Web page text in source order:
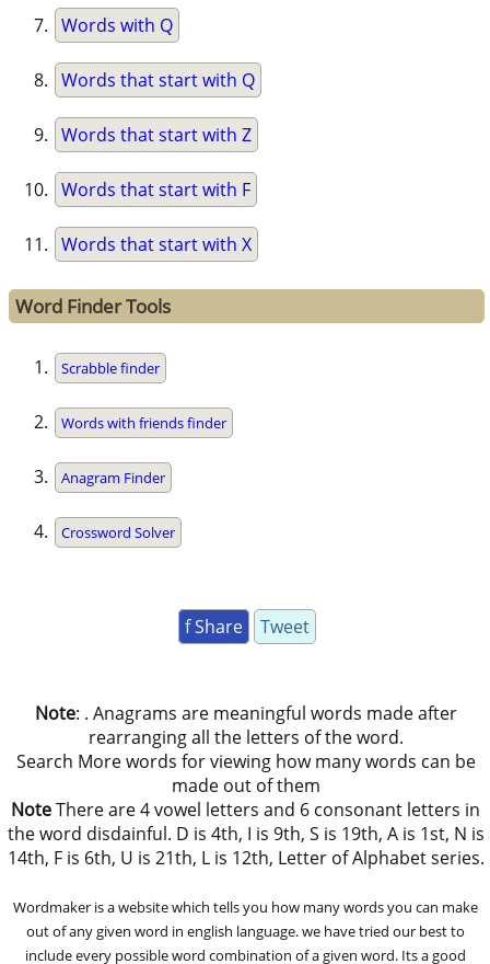
Words with Q
Words that start with Q
Words that start with Z
Words that start with F
Words that start with X
Word Finder Tools
Scrabble finder
Words with friends finder
Anagram Finder
Crossword Solver
f Share Tweet
Note: . Anagrams are meaningful words made after
rearranging all the letters of the word.
Search More words for viewing how many words can be
made out of them
NoteThere are 4 vowel letters and 6 consonant letters in
the word disdainful. D is 4th, I is 9th, S is 19th, A is 1st, N is
14th, F is 6th, U is 21th, L is 12th, Letter of Alphabet series.
Wordmaker is a website which tells you how many words you can make
out of any given word in english language. we have tried our best to
include every possible word combination of a given word. Its a good